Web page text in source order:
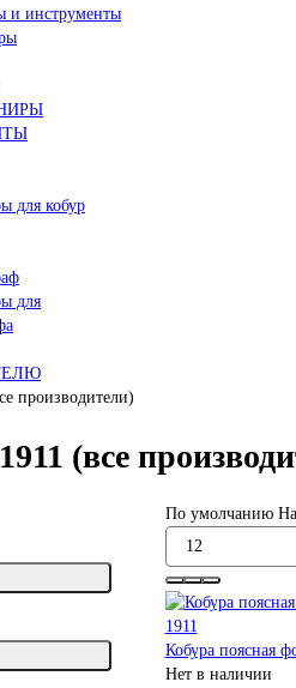
и инструменты
для кобур
для
производители)
(все
По умолчанию
Кобура поясная
Нет в наличии